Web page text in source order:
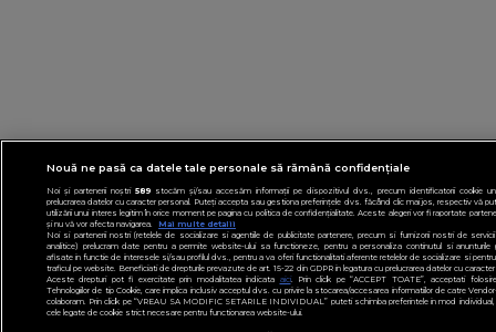
Nouă ne pasă ca datele tale personale să rămână confidențiale
Noi și partenerii noștri589 stocăm și/sau accesăm informații pe dispozitivul dvs., precum identificatorii cookie
prelucrarea datelor cu caracter personal. Puteți accepta sau gestiona preferințele dvs. făcând clic mai jos, respectiv vă
utilizării unui interes legitim în orice moment pe pagina cu politica de confidențialitate. Aceste alegeri vor fi raportate
și nu vă vor afecta navigarea.
Mai multe detalii
Noi si partenerii nostri (retelele de socializare si agentiile de publicitate partenere, precum si furnizorii nostri de
analitice) prelucram date pentru a permite website-ului sa functioneze, pentru a personaliza continutul si anunturile
afisate in functie de interesele si/sau profilul dvs., pentru a va oferi functionalitati aferente retelelor de socializare si
traficul pe website. Beneficiati de drepturile prevazute de art. 15-22 din GDPR in legatura cu prelucrarea datelor cu
Aceste drepturi pot fi exercitate prin modalitatea indicata aici. Prin click pe “ACCEPT TOATE”, acceptati
Tehnologiilor de tip Cookie, care implica inclusiv acceptul dvs. cu privire la stocarea/accesarea informatiilor de catre
colaboram. Prin click pe “VREAU SA MODIFIC SETARILE INDIVIDUAL” puteti schimba preferintele in mod individual,
cele legate de cookie strict necesare pentru functionarea website-ului.